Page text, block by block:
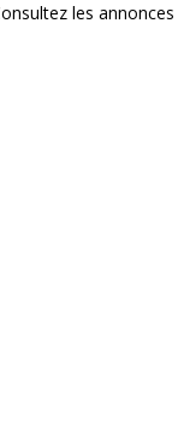
les annonces